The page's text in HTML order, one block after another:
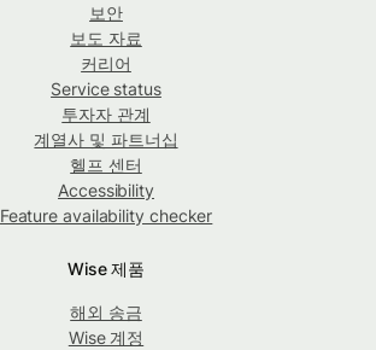
보안
보도 자료
커리어
Service status
투자자 관계
계열사 및 파트너십
헬프 센터
Accessibility
Feature availability checker
Wise 제품
해외 송금
Wise 계정